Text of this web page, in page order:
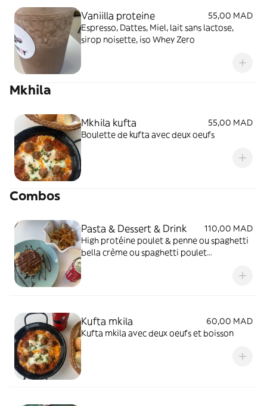
Vaniilla proteine
55,00 MAD
Espresso, Dattes, Miel, lait sans lactose,
sirop noisette, iso Whey Zero
Mkhila
Mkhila kufta
55,00 MAD
Boulette de kufta avec deux oeufs
Combos
Pasta & Dessert & Drink
110,00 MAD
High protéine poulet & penne ou spaghetti
bella crème ou spaghetti poulet
Kufta mkila
60,00 MAD
Kufta mkila avec deux oeufs et boisson